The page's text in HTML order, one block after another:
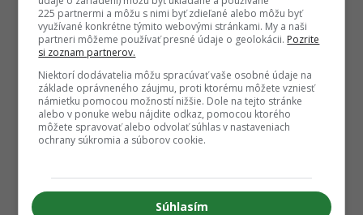
225 partnermi a môžu s nimi byť zdieľané alebo môžu byť
využívané konkrétne týmito webovými stránkami. My a naši
partneri môžeme používať presné údaje o geolokácii. Pozrite
si zoznam partnerov.
Niektorí dodávatelia môžu spracúvať vaše osobné údaje na
základe oprávneného záujmu, proti ktorému môžete vzniesť
námietku pomocou možností nižšie. Dole na tejto stránke
alebo v ponuke webu nájdite odkaz, pomocou ktorého
môžete spravovať alebo odvolať súhlas v nastaveniach
ochrany súkromia a súborov cookie.
Súhlasím